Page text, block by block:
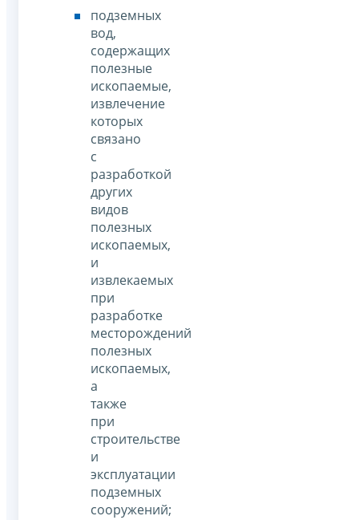
подземных
вод,
содержащих
полезные
ископаемые,
извлечение
которых
связано
с
разработкой
других
видов
полезных
ископаемых,
и
извлекаемых
при
разработке
месторождений
полезных
ископаемых,
а
также
при
строительстве
и
эксплуатации
подземных
сооружений;